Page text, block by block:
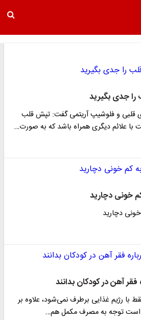
جدی بگیرید
و فلوشیپ آریتمی گفت: تپش قلب
علائم دیگری همراه باشد که به صورت…
کم خونی دچارید
خونی دچارید
فقر آهن در کودکان بدانند
با رژیم غذایی برطرف نمی‌شود، علاوه بر
است توجه به مصرف مکمل هم…